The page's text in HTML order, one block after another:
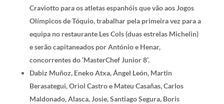
Craviotto para os atletas espanhóis que vão aos Jogos
Olímpicos de Tóquio, trabalhar pela primeira vez para a
equipa no restaurante Les Cols (duas estrelas Michelin)
e serão capitaneados por António e Henar,
concorrentes do ‘MasterChef Junior 8’.
Dabiz Muñoz, Eneko Atxa, Ángel León, Martin
Berasategui, Oriol Castro e Mateu Casañas, Carlos
Maldonado, Alasca, Josie, Santiago Segura, Boris